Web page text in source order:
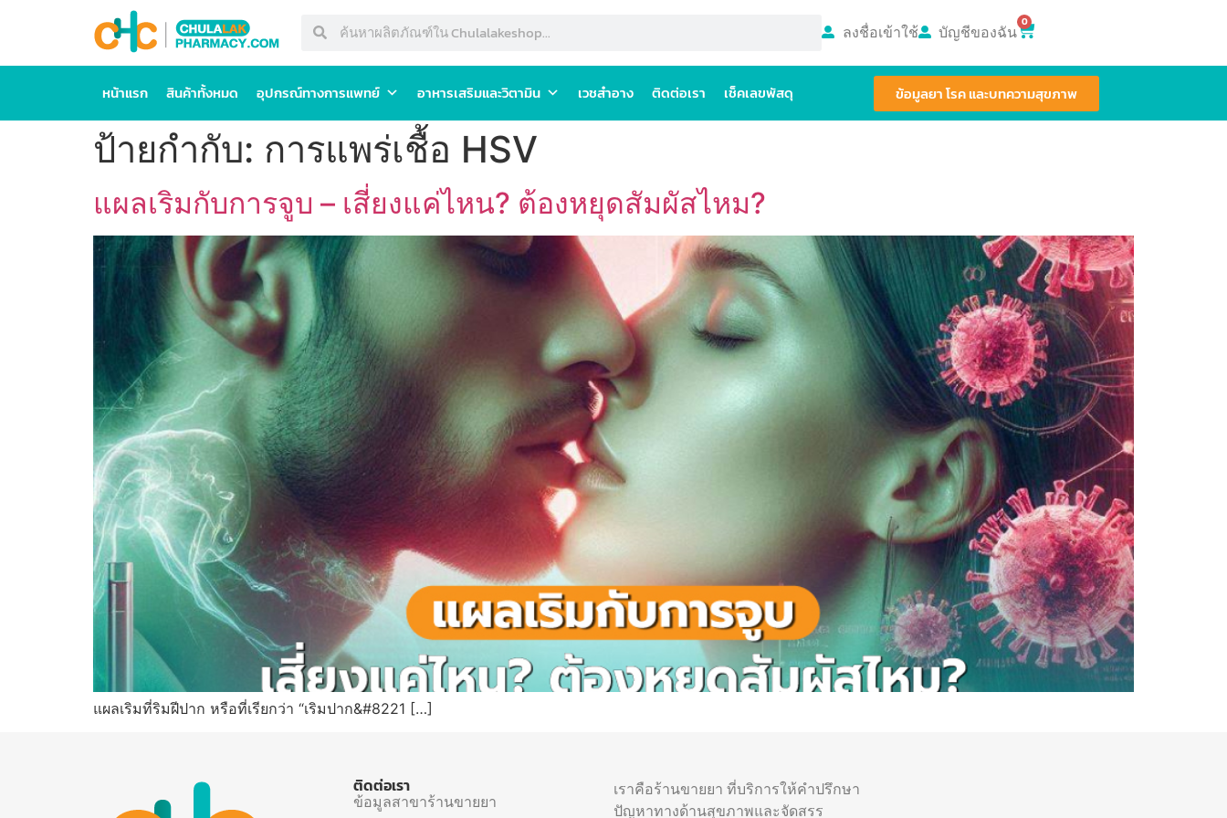
ลงชื่อเข้าใช้ บัญชีของฉัน 0
หน้าแรก สินค้าทั้งหมด อุปกรณ์ทางการแพทย์ อาหารเสริมและวิตามิน เวชสำอาง ติดต่อเรา เช็คเลขพัสดุ ข้อมูลยา โรค และบทความสุขภาพ
ป้ายกำกับ: การแพร่เชื้อ HSV
แผลเริมกับการจูบ – เสี่ยงแค่ไหน? ต้องหยุดสัมผัสไหม?
แผลเริมที่ริมฝีปาก หรือที่เรียกว่า “เริมปาก&#8221 […]
ติดต่อเรา
ข้อมูลสาขาร้านขายยา
เราคือร้านขายยา ที่บริการให้คำปรึกษา
ปัญหาทางด้านสุขภาพและจัดสรร